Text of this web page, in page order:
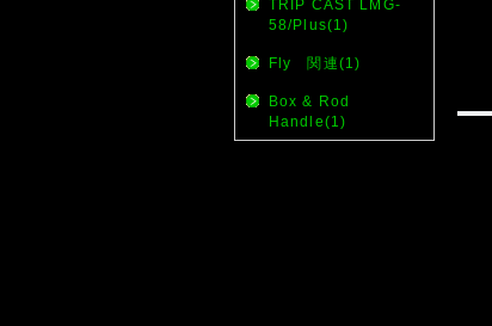
TRIP CAST LMG-
58/Plus(1)
Fly 関連(1)
Box & Rod
Handle(1)